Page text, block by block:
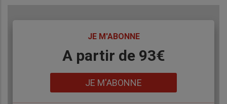
JE M'ABONNE
A partir de 93€
JE M'ABONNE